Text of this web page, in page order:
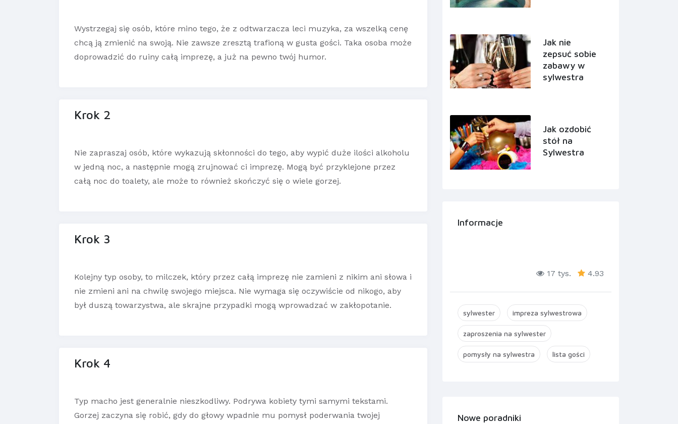
Wystrzegaj się osób, które mino tego, że z odtwarzacza leci muzyka, za wszelką cenę
chcą ją zmienić na swoją. Nie zawsze zresztą trafioną w gusta gości. Taka osoba może
doprowadzić do ruiny całą imprezę, a już na pewno twój humor.
Krok 2
Nie zapraszaj osób, które wykazują skłonności do tego, aby wypić duże ilości alkoholu
w jedną noc, a następnie mogą zrujnować ci imprezę. Mogą być przyklejone przez
całą noc do toalety, ale może to również skończyć się o wiele gorzej.
Krok 3
Kolejny typ osoby, to milczek, który przez całą imprezę nie zamieni z nikim ani słowa i
nie zmieni ani na chwilę swojego miejsca. Nie wymaga się oczywiście od nikogo, aby
był duszą towarzystwa, ale skrajne przypadki mogą wprowadzać w zakłopotanie.
Krok 4
Typ macho jest generalnie nieszkodliwy. Podrywa kobiety tymi samymi tekstami.
Gorzej zaczyna się robić, gdy do głowy wpadnie mu pomysł poderwania twojej
Jak nie
zepsuć sobie
zabawy w
sylwestra
Jak ozdobić
stół na
Sylwestra
Informacje
17 tys. 4.93
sylwester impreza sylwestrowa
zaproszenia na sylwester
pomysły na sylwestra lista gości
Nowe poradniki